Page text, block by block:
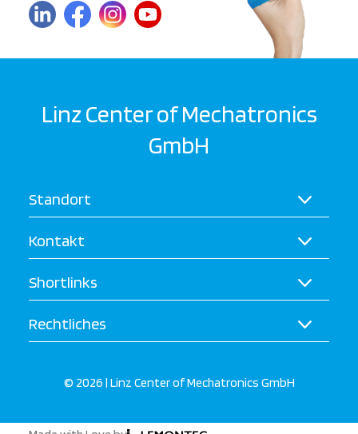
Linz Center of Mechatronics
GmbH
Standort
Kontakt
Shortlinks
Rechtliches
© 2026 | Linz Center of Mechatronics GmbH